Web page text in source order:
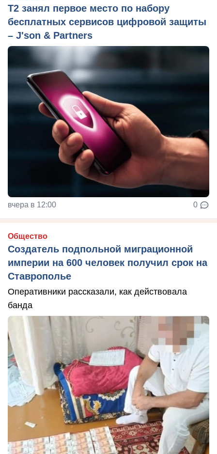
Т2 занял первое место по набору
бесплатных сервисов цифровой защиты
– J'son & Partners
вчера в 12:00 0
Общество
Создатель подпольной миграционной
империи на 600 человек получил срок на
Ставрополье
Оперативники рассказали, как действовала
банда